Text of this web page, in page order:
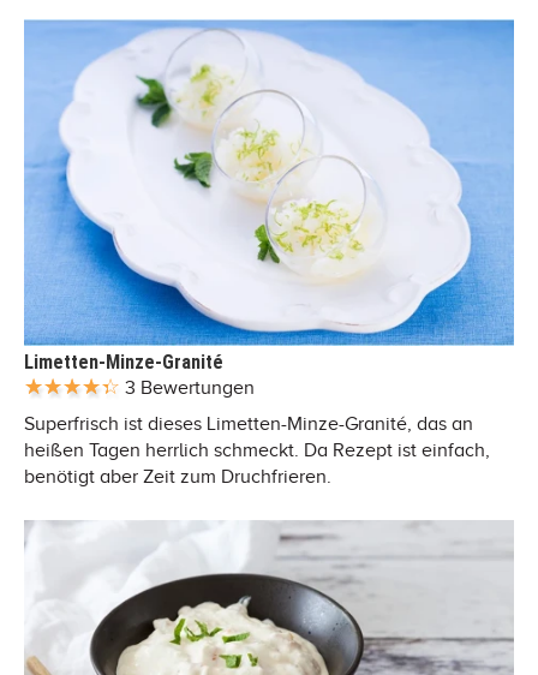
Limetten-Minze-Granité
3 Bewertungen
Superfrisch ist dieses Limetten-Minze-Granité, das an
heißen Tagen herrlich schmeckt. Da Rezept ist einfach,
benötigt aber Zeit zum Druchfrieren.